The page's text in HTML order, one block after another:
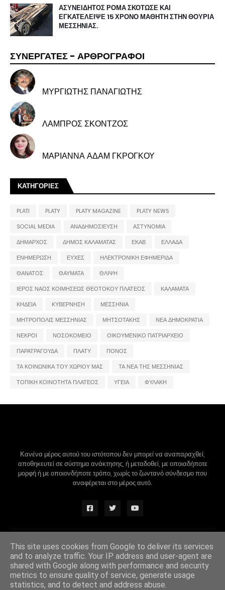
ΑΣΥΝΕΙΔΗΤΟΣ ΡΟΜΑ ΣΚΟΤΩΣΕ ΚΑΙ
ΕΓΚΑΤΕΛΕΙΨΕ 15 ΧΡΟΝΟ ΜΑΘΗΤΗ ΣΤΗΝ ΘΟΥΡΙΑ
ΜΕΣΣΗΝΙΑΣ.
ΣΥΝΕΡΓΑΤΕΣ - ΑΡΘΡΟΓΡΑΦΟΙ
ΜΥΡΓΙΩΤΗΣ ΠΑΝΑΓΙΩΤΗΣ
ΛΑΜΠΡΟΣ ΣΚΟΝΤΖΟΣ
ΜΑΡΙΑΝΝΑ ΑΔΑΜ ΓΚΡΟΓΚΟΥ
ΚΑΤΗΓΟΡΙΕΣ
PLATI PLATY PLATY MAGAZINE
PLATY NEWS
SOCIAL MEDIA
ΑΝΑΔΗΜΟΣΙΕΥΣΗ
ΑΣΤΥΝΟΜΙΑ
ΔΗΜΑΡΧΟΣ
ΔΗΜΟΣ ΚΑΛΑΜΑΤΑΣ ΕΚΑΒ
ΕΛΛΑΔΑ
ΕΝΗΜΕΡΩΣΗ
ΕΥΧΕΣ
ΗΛΕΚΤΡΟΝΙΚΗ ΕΦΗΜΕΡΙΔΑ
ΘΑΝΑΤΟΣ
ΘΑΥΜΑΤΑ
ΘΛΙΨΗ
ΙΕΡΟΣ ΝΑΟΣ ΚΟΙΜΗΣΕΩΣ ΘΕΟΤΟΚΟΥ ΠΛΑΤΕΟΣ
ΚΑΛΑΜΑΤΑ
ΚΗΔΕΙΑ
ΚΥΒΕΡΝΗΣΗ
ΜΕΣΣΗΝΙΑ
ΜΗΤΡΟΠΟΛΙΣ ΜΕΣΣΗΝΙΑΣ
ΜΗΤΣΟΤΑΚΗΣ
ΝΕΑ ΔΗΜΟΚΡΑΤΙΑ
ΝΕΚΡΟΙ
ΝΟΣΟΚΟΜΕΙΟ
ΟΙΚΟΥΜΕΝΙΚΟ ΠΑΤΡΙΑΡΧΕΙΟ
ΠΑΡΑΤΡΑΓΟΥΔΑ
ΠΛΑΤΥ
ΠΟΝΟΣ
ΤΑ ΚΟΙΝΩΝΙΚΑ ΤΟΥ ΧΩΡΙΟΥ ΜΑΣ
ΤΑ ΝΕΑ ΤΗΣ ΜΕΣΣΗΝΙΑΣ
ΤΟΠΙΚΗ ΚΟΙΝΟΤΗΤΑ ΠΛΑΤΕΟΣ
ΥΓΕΙΑ ΦΥΛΑΚΗ
Κανένα μέρος αυτού του ιστότοπου δεν μπορεί να αναπαραχθεί,
αποθηκευτεί σε σύστημα ανάκτησης, ή μεταδοθεί, με οποιαδήποτε
μορφή ή με οποιονδήποτε τρόπο, χωρίς το ζωντανό σύνδεσμο που
αναφέρεται στο μέρος αυτό.
Design by - Blogger Themes |Blogger Templates
This site uses cookies from Google to deliver its services
and to analyze traffic. Your IP address and user-agent are
shared with Google along with performance and security
metrics to ensure quality of service, generate usage
statistics, and to detect and address abuse.